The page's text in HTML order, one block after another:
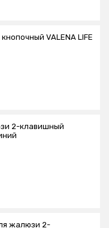
VALENA LIFE
2-клавишный
жалюзи 2-